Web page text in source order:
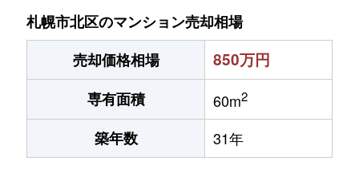
札幌市北区のマンション売却相場
売却価格相場
850万円
専有面積 60m2
築年数 31年